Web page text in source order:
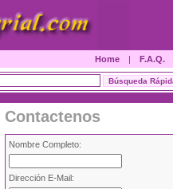
Home | F.A.Q.
Contactenos
Nombre Completo:
Dirección E-Mail: